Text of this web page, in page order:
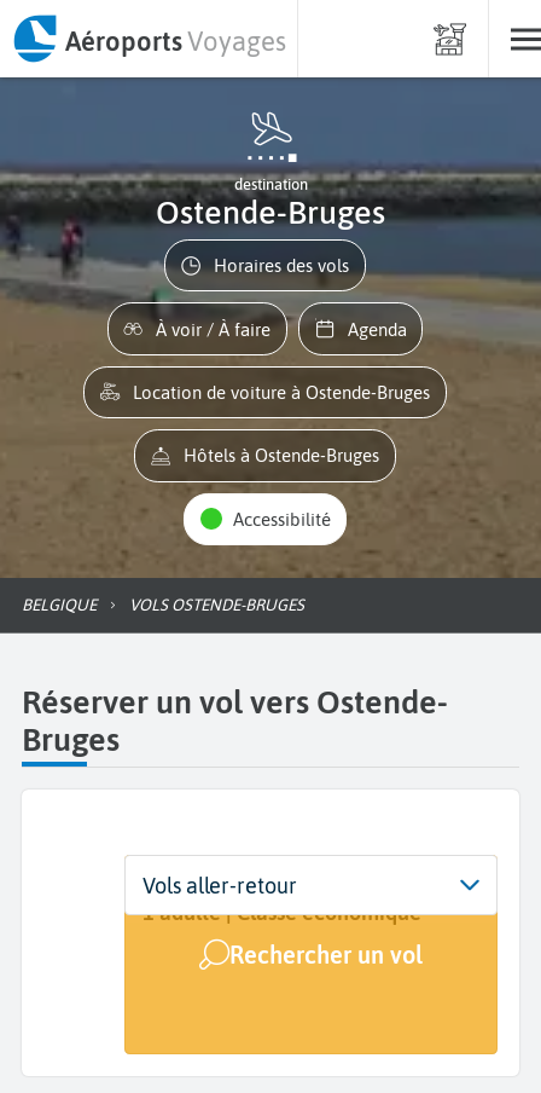
AéroportsVoyages
destination
Ostende-Bruges
Horaires des vols
À voir / À faire Agenda
Location de voiture à Ostende-Bruges
Hôtels à Ostende-Bruges
Accessibilité
BELGIQUE VOLS OSTENDE-BRUGES
Réserver un vol vers Ostende-
Bruges
Départ
De...
Dates
Dates de votre voyage
Voyageurs | Classe
1 adulte | Classe économique
Rechercher un vol
Vols aller-retour